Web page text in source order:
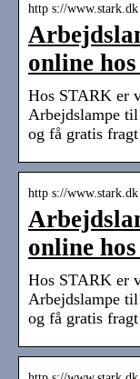
http s://www.stark.dk
online
Hos STARK er
Arbejdslampe
og få gratis
http s://www.stark.dk
online
Hos STARK er
Arbejdslampe
og få gratis